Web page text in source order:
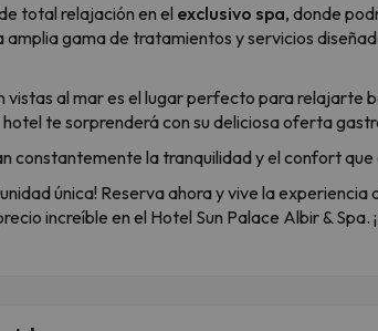
total relajación en el exclusivo spa, donde
amplia gama de tratamientos y servicios
vistas al mar es el lugar perfecto para relajarte
hotel te sorprenderá con su deliciosa oferta
constantemente la tranquilidad y el confort
única! Reserva ahora y vive la experiencia
increíble en el Hotel Sun Palace Albir & Spa.